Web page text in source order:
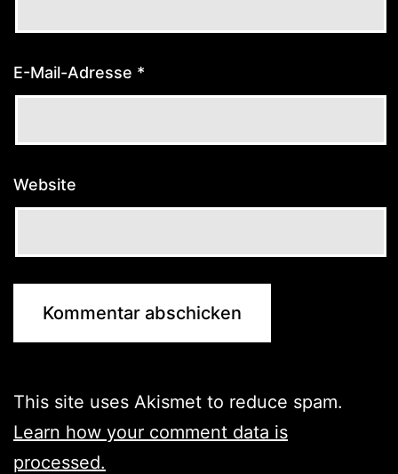
E-Mail-Adresse *
Website
This site uses Akismet to reduce spam.
Learn how your comment data is
processed.